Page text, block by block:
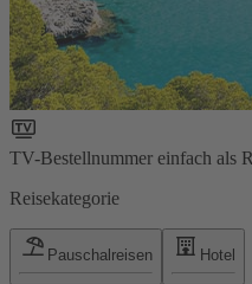
TV-Bestellnummer einfach als
Reisekategorie
Pauschalreisen Hotel